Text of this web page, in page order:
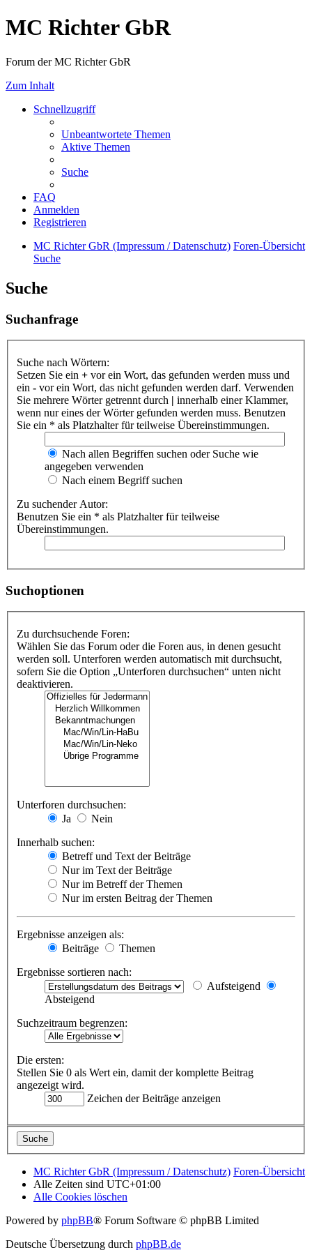
MC Richter GbR
Forum der MC Richter GbR
Zum Inhalt
Schnellzugriff
Unbeantwortete Themen
Aktive Themen
Suche
FAQ
Anmelden
Registrieren
MC Richter GbR (Impressum / Datenschutz) Foren-Übersicht
Suche
Suche
Suchanfrage
Suche nach Wörtern:
Setzen Sie ein + vor ein Wort, das gefunden werden muss und
ein - vor ein Wort, das nicht gefunden werden darf. Verwenden
Sie mehrere Wörter getrennt durch | innerhalb einer Klammer,
wenn nur eines der Wörter gefunden werden muss. Benutzen
Sie ein * als Platzhalter für teilweise Übereinstimmungen.
Nach allen Begriffen suchen oder Suche wie
angegeben verwenden
Nach einem Begriff suchen
Zu suchender Autor:
Benutzen Sie ein * als Platzhalter für teilweise
Übereinstimmungen.
Suchoptionen
Zu durchsuchende Foren:
Wählen Sie das Forum oder die Foren aus, in denen gesucht
werden soll. Unterforen werden automatisch mit durchsucht,
sofern Sie die Option „Unterforen durchsuchen“ unten nicht
deaktivieren.
Unterforen durchsuchen:
Ja
Nein
Innerhalb suchen:
Betreff und Text der Beiträge
Nur im Text der Beiträge
Nur im Betreff der Themen
Nur im ersten Beitrag der Themen
Ergebnisse anzeigen als:
Beiträge
Themen
Ergebnisse sortieren nach:
Aufsteigend
Absteigend
Suchzeitraum begrenzen:
Die ersten:
Stellen Sie 0 als Wert ein, damit der komplette Beitrag
angezeigt wird.
Zeichen der Beiträge anzeigen
MC Richter GbR (Impressum / Datenschutz) Foren-Übersicht
Alle Zeiten sind UTC+01:00
Alle Cookies löschen
Powered by phpBB® Forum Software © phpBB Limited
Deutsche Übersetzung durch phpBB.de